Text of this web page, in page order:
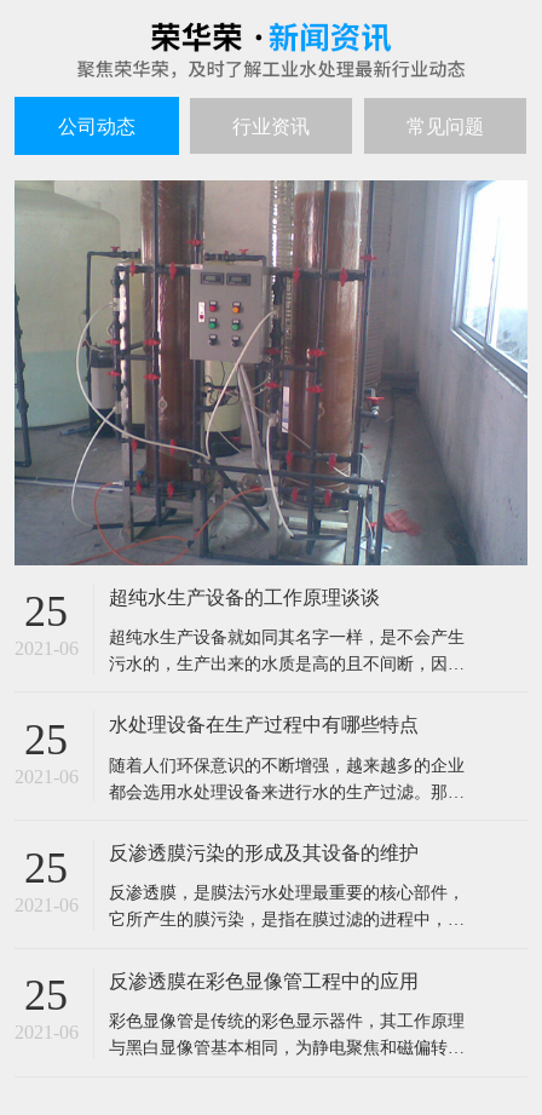
25
2021-06
超纯水生产设备的工作原理谈谈
超纯水生产设备就如同其名字一样，是不会产生
污水的，生产出来的水质是高的且不间断，因此
也就深受到企业者的喜爱，超纯水生产的设备主
要也是用在水处理和电子工业以及实验室呀等行
业中的。 超纯水生产设备的工作原理： 超纯水生
产设备的工作过程通过交换羟基离子或氢氧根离
子去除不想要的离子，然后将这些
25
2021-06
水处理设备在生产过程中有哪些特点
随着人们环保意识的不断增强，越来越多的企业
都会选用水处理设备来进行水的生产过滤。那
么，这种设备具有哪些特点呢? 1、成本投入少，
出水水质好。 2、工业食品超纯水设备多采用多
介质过滤器、活性炭过滤器作及保安过滤器作为
预处理，能有效去除原水中的悬浮物、胶体、泥
沙、异味等杂质，处理后的水能能
25
2021-06
反渗透膜污染的形成及其设备的维护
反渗透膜，是膜法污水处理最重要的核心部件，
它所产生的膜污染，是指在膜过滤的进程中，水
让膜孔径变小或者是阻塞。反渗透膜作为深圳反
渗透设备的核心部件，咱们来看看反渗透膜污染
的要素、损害。 1、反渗透体系污染 反渗透体系
的污染通常指体系进水中所含的无
25
2021-06
反渗透膜在彩色显像管工程中的应用
彩色显像管是传统的彩色显示器件，其工作原理
与黑白显像管基本相同，为静电聚焦和磁偏转方
开始我国彩管产量的持续增长，彩管工厂已成了
我国排污的大户之一。与电子工业其它领域一
样，彩管的生产同样需要纯度高、需量大的纯
水，而经过彩管制造车间使用的纯水，排出时都
在线留言